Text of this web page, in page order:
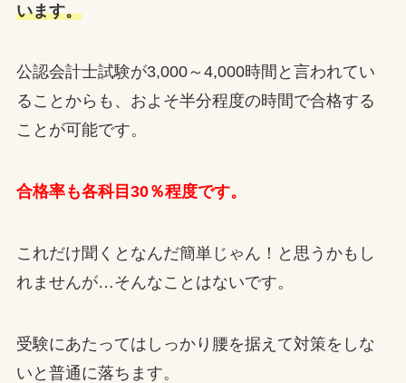
います。
公認会計士試験が3,000～4,000時間と言われてい
ることからも、およそ半分程度の時間で合格する
ことが可能です。
合格率も各科目30％程度です。
これだけ聞くとなんだ簡単じゃん！と思うかもし
れませんが…そんなことはないです。
受験にあたってはしっかり腰を据えて対策をしな
いと普通に落ちます。